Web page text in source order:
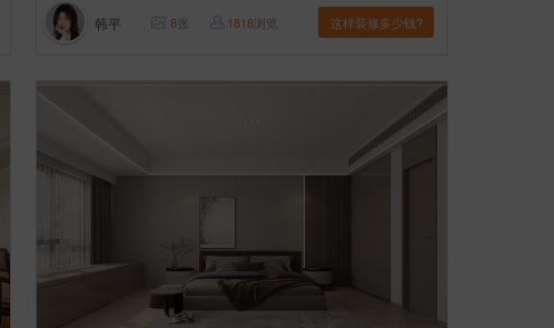
韩平 8张 1818浏览 这样装修多少钱?